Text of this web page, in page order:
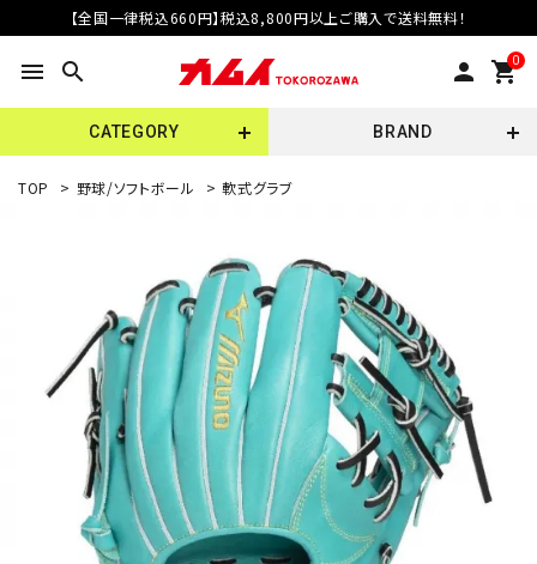
【全国一律税込660円】税込8,800円以上ご購入で送料無料！
menu search person 0
shopping_cart
CATEGORY BRAND
TOP > 野球/ソフトボール > 軟式グラブ